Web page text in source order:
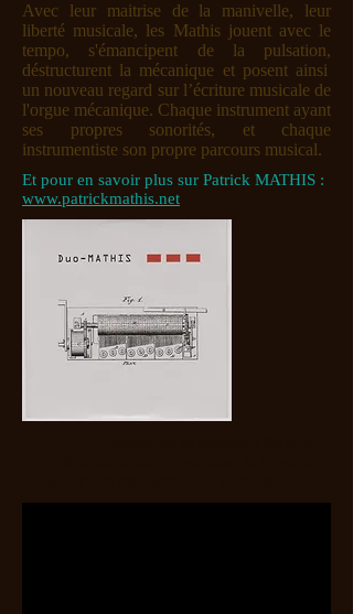
Avec leur maitrise de la manivelle, leur
liberté musicale, les Mathis jouent avec le
tempo, s'émancipent de la pulsation,
déstructurent la mécanique et posent ainsi
un nouveau regard sur l’écriture musicale de
l'orgue mécanique. Chaque instrument ayant
ses propres sonorités, et chaque
instrumentiste son propre parcours musical.
Et pour en savoir plus sur Patrick MATHIS :
www.patrickmathis.net